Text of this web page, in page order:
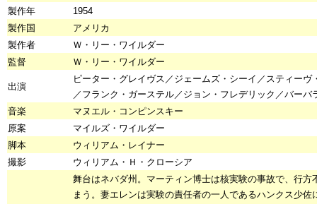
製作年
1954
製作国
アメリカ
製作者
Ｗ・リー・ワイルダー
監督
Ｗ・リー・ワイルダー
出演
ピーター・グレイヴス／ジェームズ・シーイ／スティーヴ
／フランク・ガーステル／ジョン・フレデリック／バーバ
音楽
マヌエル・コンピンスキー
原案
マイルズ・ワイルダー
脚本
ウィリアム・レイナー
撮影
ウィリアム・Ｈ・クローシア
舞台はネバダ州。マーティン博士は核実験の事故で、行方
まう。妻エレンは実験の責任者の一人であるハンクス少佐